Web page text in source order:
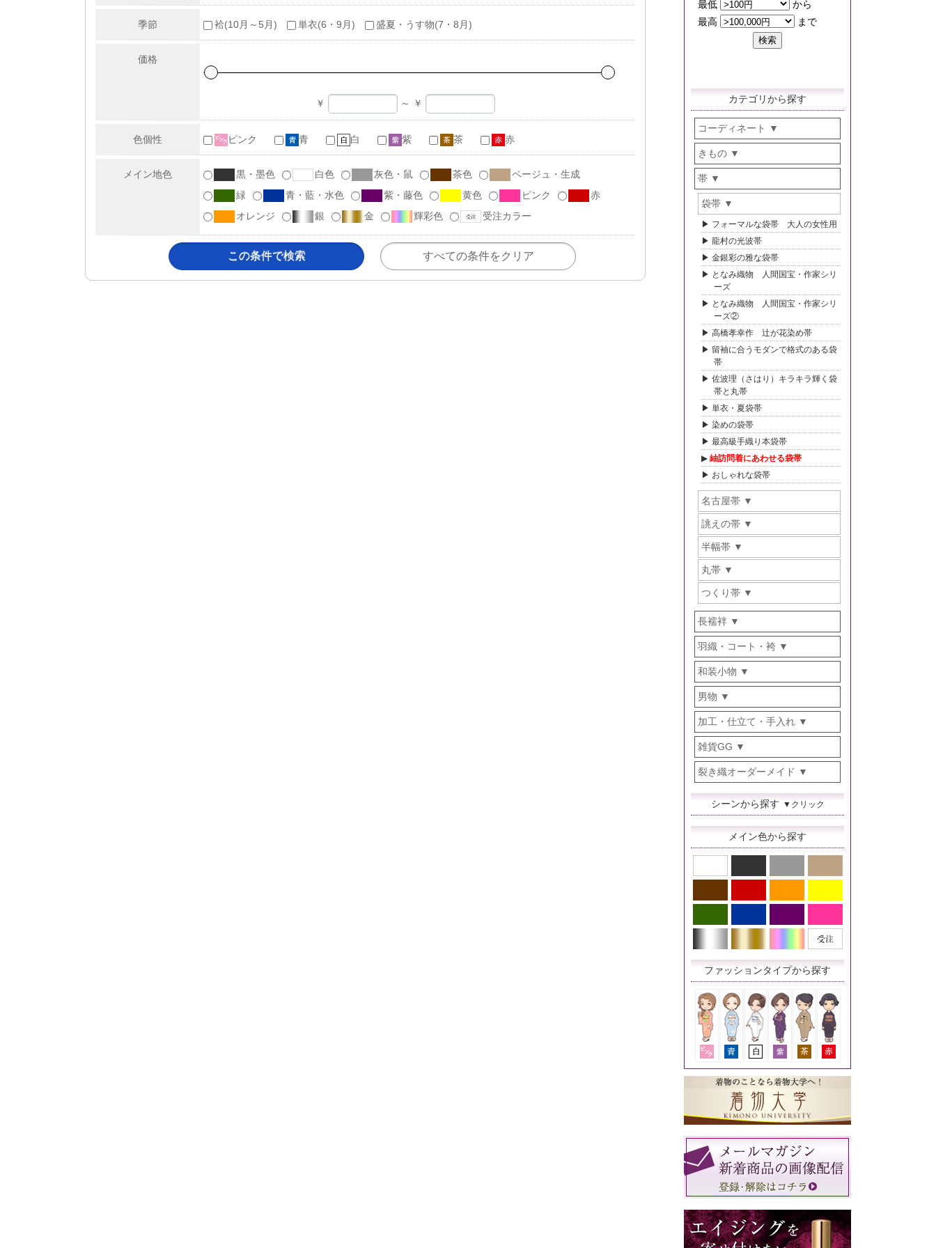
季節 袷(10月～5月) 単衣(6・9月) 盛夏・うす物(7・8月)
価格
￥ ～ ￥
色個性 ピンク 青 白 紫 茶 赤
メイン地色 黒・墨色 白色 灰色・鼠 茶色
ベージュ・生成
緑
青・藍・水色 紫・藤色 黄色 ピンク
赤
オレンジ
銀 金 輝彩色 受注カラー
カテゴリから探す
コーディネート
きもの
帯
袋帯
フォーマルな袋帯 大人の女性用
龍村の光波帯
金銀彩の雅な袋帯
となみ織物 人間国宝・作家シリ
ーズ
となみ織物 人間国宝・作家シリ
ーズ②
高橋孝幸作 辻が花染め帯
留袖に合うモダンで格式のある袋
帯
佐波理（さはり）キラキラ輝く袋
帯と丸帯
単衣・夏袋帯
染めの袋帯
最高級手織り本袋帯
紬訪問着にあわせる袋帯
おしゃれな袋帯
名古屋帯
誂えの帯
半幅帯
丸帯
つくり帯
長襦袢
羽織・コート・袴
和装小物
男物
加工・仕立て・手入れ
雑貨GG
裂き織オーダーメイド
シーンから探す ▼クリック
メイン色から探す
ファッションタイプから探す